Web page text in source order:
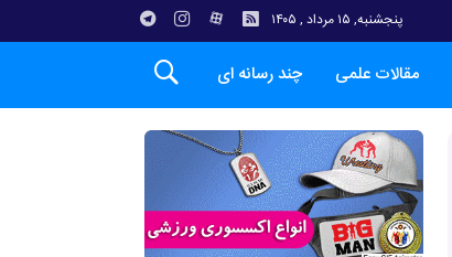
پنجشنبه, ۱۵ مرداد , ۱۴۰۵
مقالات علمی چند رسانه ای